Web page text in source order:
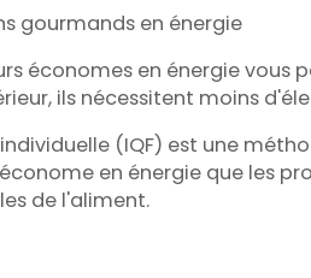
gourmands en énergie
économes en énergie
ils nécessitent moins
(IQF) est une
en énergie que les
de l'aliment.